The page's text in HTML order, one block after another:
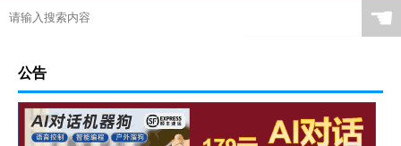
☚
公告